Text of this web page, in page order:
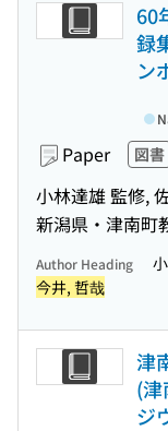
60
録
ン
Paper 図書
小林達雄 監修,
新潟県・津南町
Author Heading
今井, 哲哉
津
(
ジ